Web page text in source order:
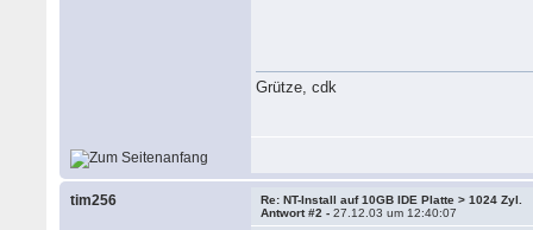
Grütze, cdk
tim256
Re: NT-Install auf 10GB IDE Platte > 1024 Zyl.
Antwort #2 -27.12.03 um 12:40:07